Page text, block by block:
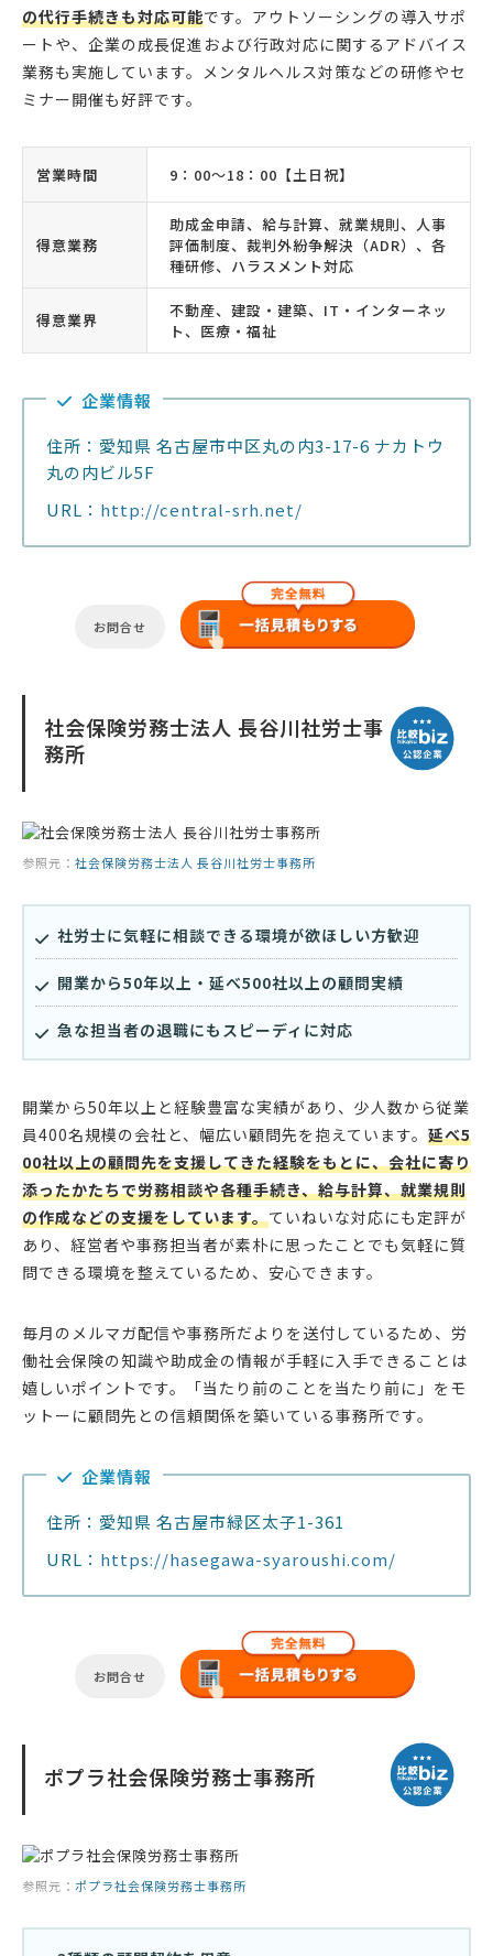
の代行手続きも対応可能です。アウトソーシングの導入サポ
ートや、企業の成長促進および行政対応に関するアドバイス
業務も実施しています。メンタルヘルス対策などの研修やセ
ミナー開催も好評です。
営業時間 9：00〜18：00【土日祝】
得意業務
助成金申請、給与計算、就業規則、人事
評価制度、裁判外紛争解決（ADR）、各
種研修、ハラスメント対応
得意業界
不動産、建設・建築、IT・インターネッ
ト、医療・福祉
企業情報
住所：愛知県 名古屋市中区丸の内3-17-6 ナカトウ
丸の内ビル5F
URL： http://central-srh.net/
お問合せ
社会保険労務士法人 長谷川社労士事
務所
参照元： 社会保険労務士法人 長谷川社労士事務所
社労士に気軽に相談できる環境が欲ほしい方歓迎
開業から50年以上・延べ500社以上の顧問実績
急な担当者の退職にもスピーディに対応
開業から50年以上と経験豊富な実績があり、少人数から従業
員400名規模の会社と、幅広い顧問先を抱えています。 延べ5
00社以上の顧問先を支援してきた経験をもとに、会社に寄り
添ったかたちで労務相談や各種手続き、給与計算、就業規則
の作成などの支援をしています。ていねいな対応にも定評が
あり、経営者や事務担当者が素朴に思ったことでも気軽に質
問できる環境を整えているため、安心できます。
毎月のメルマガ配信や事務所だよりを送付しているため、労
働社会保険の知識や助成金の情報が手軽に入手できることは
嬉しいポイントです。「当たり前のことを当たり前に」をモ
ットーに顧問先との信頼関係を築いている事務所です。
企業情報
住所：愛知県 名古屋市緑区太子1-361
URL： https://hasegawa-syaroushi.com/
お問合せ
ポプラ社会保険労務士事務所
参照元： ポプラ社会保険労務士事務所